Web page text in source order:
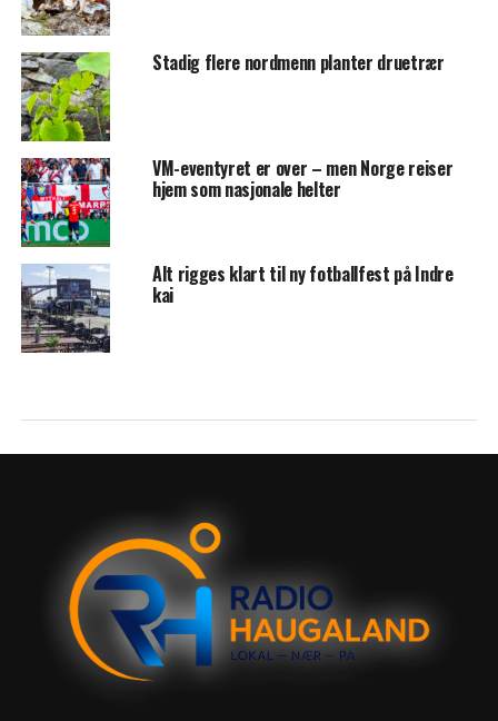
Stadig flere nordmenn planter druetrær
VM-eventyret er over – men Norge reiser
hjem som nasjonale helter
Alt rigges klart til ny fotballfest på Indre
kai